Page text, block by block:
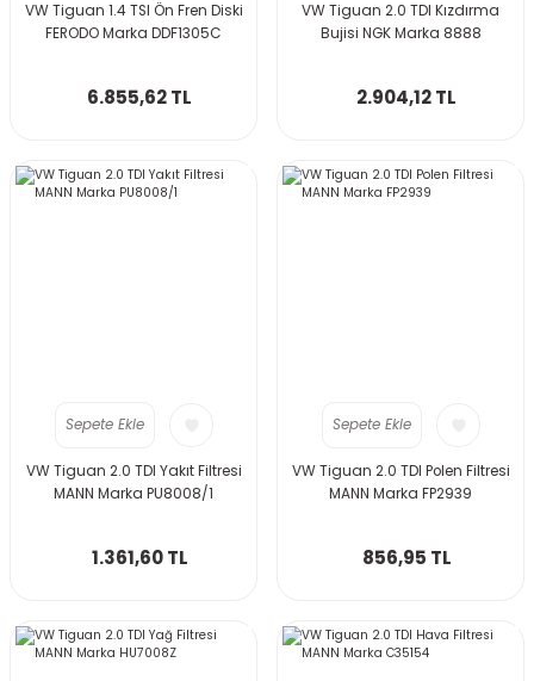
VW Tiguan 1.4 TSI Ön Fren Diski
FERODO Marka DDF1305C
6.855,62 TL
VW Tiguan 2.0 TDI Kızdırma
Bujisi NGK Marka 8888
2.904,12 TL
Sepete Ekle
VW Tiguan 2.0 TDI Yakıt Filtresi
MANN Marka PU8008/1
1.361,60 TL
Sepete Ekle
VW Tiguan 2.0 TDI Polen Filtresi
MANN Marka FP2939
856,95 TL